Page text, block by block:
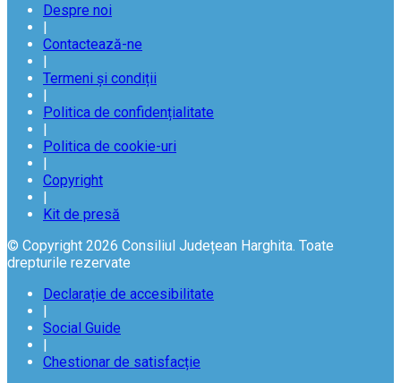
Despre noi
|
Contactează-ne
|
Termeni și condiții
|
Politica de confidențialitate
|
Politica de cookie-uri
|
Copyright
|
Kit de presă
© Copyright 2026 Consiliul Județean Harghita. Toate
drepturile rezervate
Declarație de accesibilitate
|
Social Guide
|
Chestionar de satisfacție